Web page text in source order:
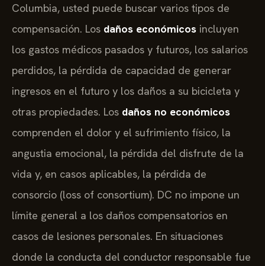
Columbia, usted puede buscar varios tipos de
compensación. Los daños económicos incluyen
los gastos médicos pasados y futuros, los salarios
perdidos, la pérdida de capacidad de generar
ingresos en el futuro y los daños a su bicicleta y
otras propiedades. Los daños no económicos
comprenden el dolor y el sufrimiento físico, la
angustia emocional, la pérdida del disfrute de la
vida y, en casos aplicables, la pérdida de
consorcio (loss of consortium). DC no impone un
límite general a los daños compensatorios en
casos de lesiones personales. En situaciones
donde la conducta del conductor responsable fue